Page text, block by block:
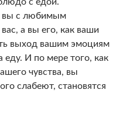
вы с любимым
а вы его, как ваши
выход вашим эмоциям
еду. И по мере того, как
чувства, вы
слабеют, становятся